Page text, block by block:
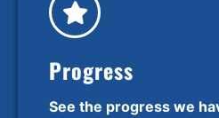
Progress
See the progress we